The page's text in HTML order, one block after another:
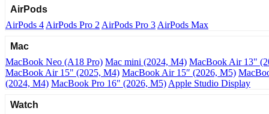
AirPods
AirPods 4 AirPods Pro 2 AirPods Pro 3 AirPods Max
Mac
MacBook Neo (A18 Pro) Mac mini (2024, M4) MacBook Air 13"
MacBook Air 15" (2025, M4) MacBook Air 15″ (2026, M5)
(2024, M4) MacBook Pro 16" (2026, M5) Apple Studio Display
Watch